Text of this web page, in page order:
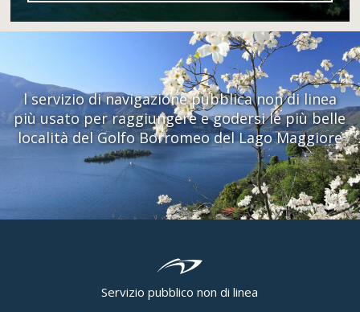
l servizio di navigazione pubblica non di linea
più usato per raggiungere e godersi le più belle
località del Golfo Borromeo del Lago Maggiore
Servizio pubblico non di linea